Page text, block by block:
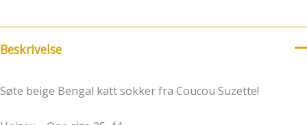
Beskrivelse
Søte beige Bengal katt sokker fra Coucou Suzette!